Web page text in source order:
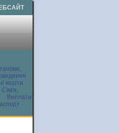
кошти
Сім'я,
Виплати